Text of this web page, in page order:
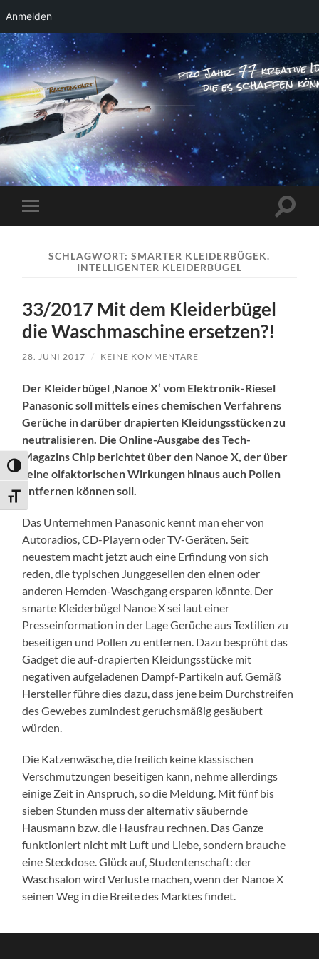
Umschalten auf hohe Kontraste
Schrift vergrößern
Anmelden
RAKETENSTART
Pro Jahr 77 kreative Ideen, die es schaffen
können ...
Mobile-
Menü
SCHLAGWORT:SMARTER KLEIDERBÜGEK.
INTELLIGENTER KLEIDERBÜGEL
33/2017 Mit dem Kleiderbügel
die Waschmaschine ersetzen?!
28. JUNI 2017 / KEINE KOMMENTARE
Der Kleiderbügel ‚Nanoe X‘ vom Elektronik-Riesel
Panasonic soll mittels eines chemischen Verfahrens
Gerüche in darüber drapierten Kleidungsstücken zu
neutralisieren. Die Online-Ausgabe des Tech-
Magazins Chip berichtet über den Nanoe X, der über
seine olfaktorischen Wirkungen hinaus auch Pollen
entfernen können soll.
Das Unternehmen Panasonic kennt man eher von
Autoradios, CD-Playern oder TV-Geräten. Seit
neuestem macht jetzt auch eine Erfindung von sich
reden, die typischen Junggesellen den einen oder
anderen Hemden-Waschgang ersparen könnte. Der
smarte Kleiderbügel Nanoe X sei laut einer
Presseinformation in der Lage Gerüche aus Textilien zu
beseitigen und Pollen zu entfernen. Dazu besprüht das
Gadget die auf-drapierten Kleidungsstücke mit
negativen aufgeladenen Dampf-Partikeln auf. Gemäß
Hersteller führe dies dazu, dass jene beim Durchstreifen
des Gewebes zumindest geruchsmäßig gesäubert
würden.
Die Katzenwäsche, die freilich keine klassischen
Verschmutzungen beseitigen kann, nehme allerdings
einige Zeit in Anspruch, so die Meldung. Mit fünf bis
sieben Stunden muss der alternativ säubernde
Hausmann bzw. die Hausfrau rechnen. Das Ganze
funktioniert nicht mit Luft und Liebe, sondern brauche
eine Steckdose. Glück auf, Studentenschaft: der
Waschsalon wird Verluste machen, wenn der Nanoe X
seinen Weg in die Breite des Marktes findet.